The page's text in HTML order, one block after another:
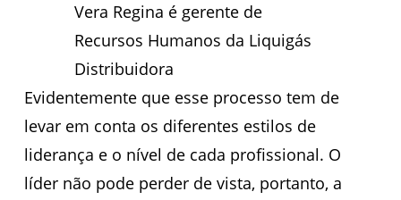
Vera Regina é gerente de
Recursos Humanos da Liquigás
Distribuidora
Evidentemente que esse processo tem de
levar em conta os diferentes estilos de
liderança e o nível de cada profissional. O
líder não pode perder de vista, portanto, a